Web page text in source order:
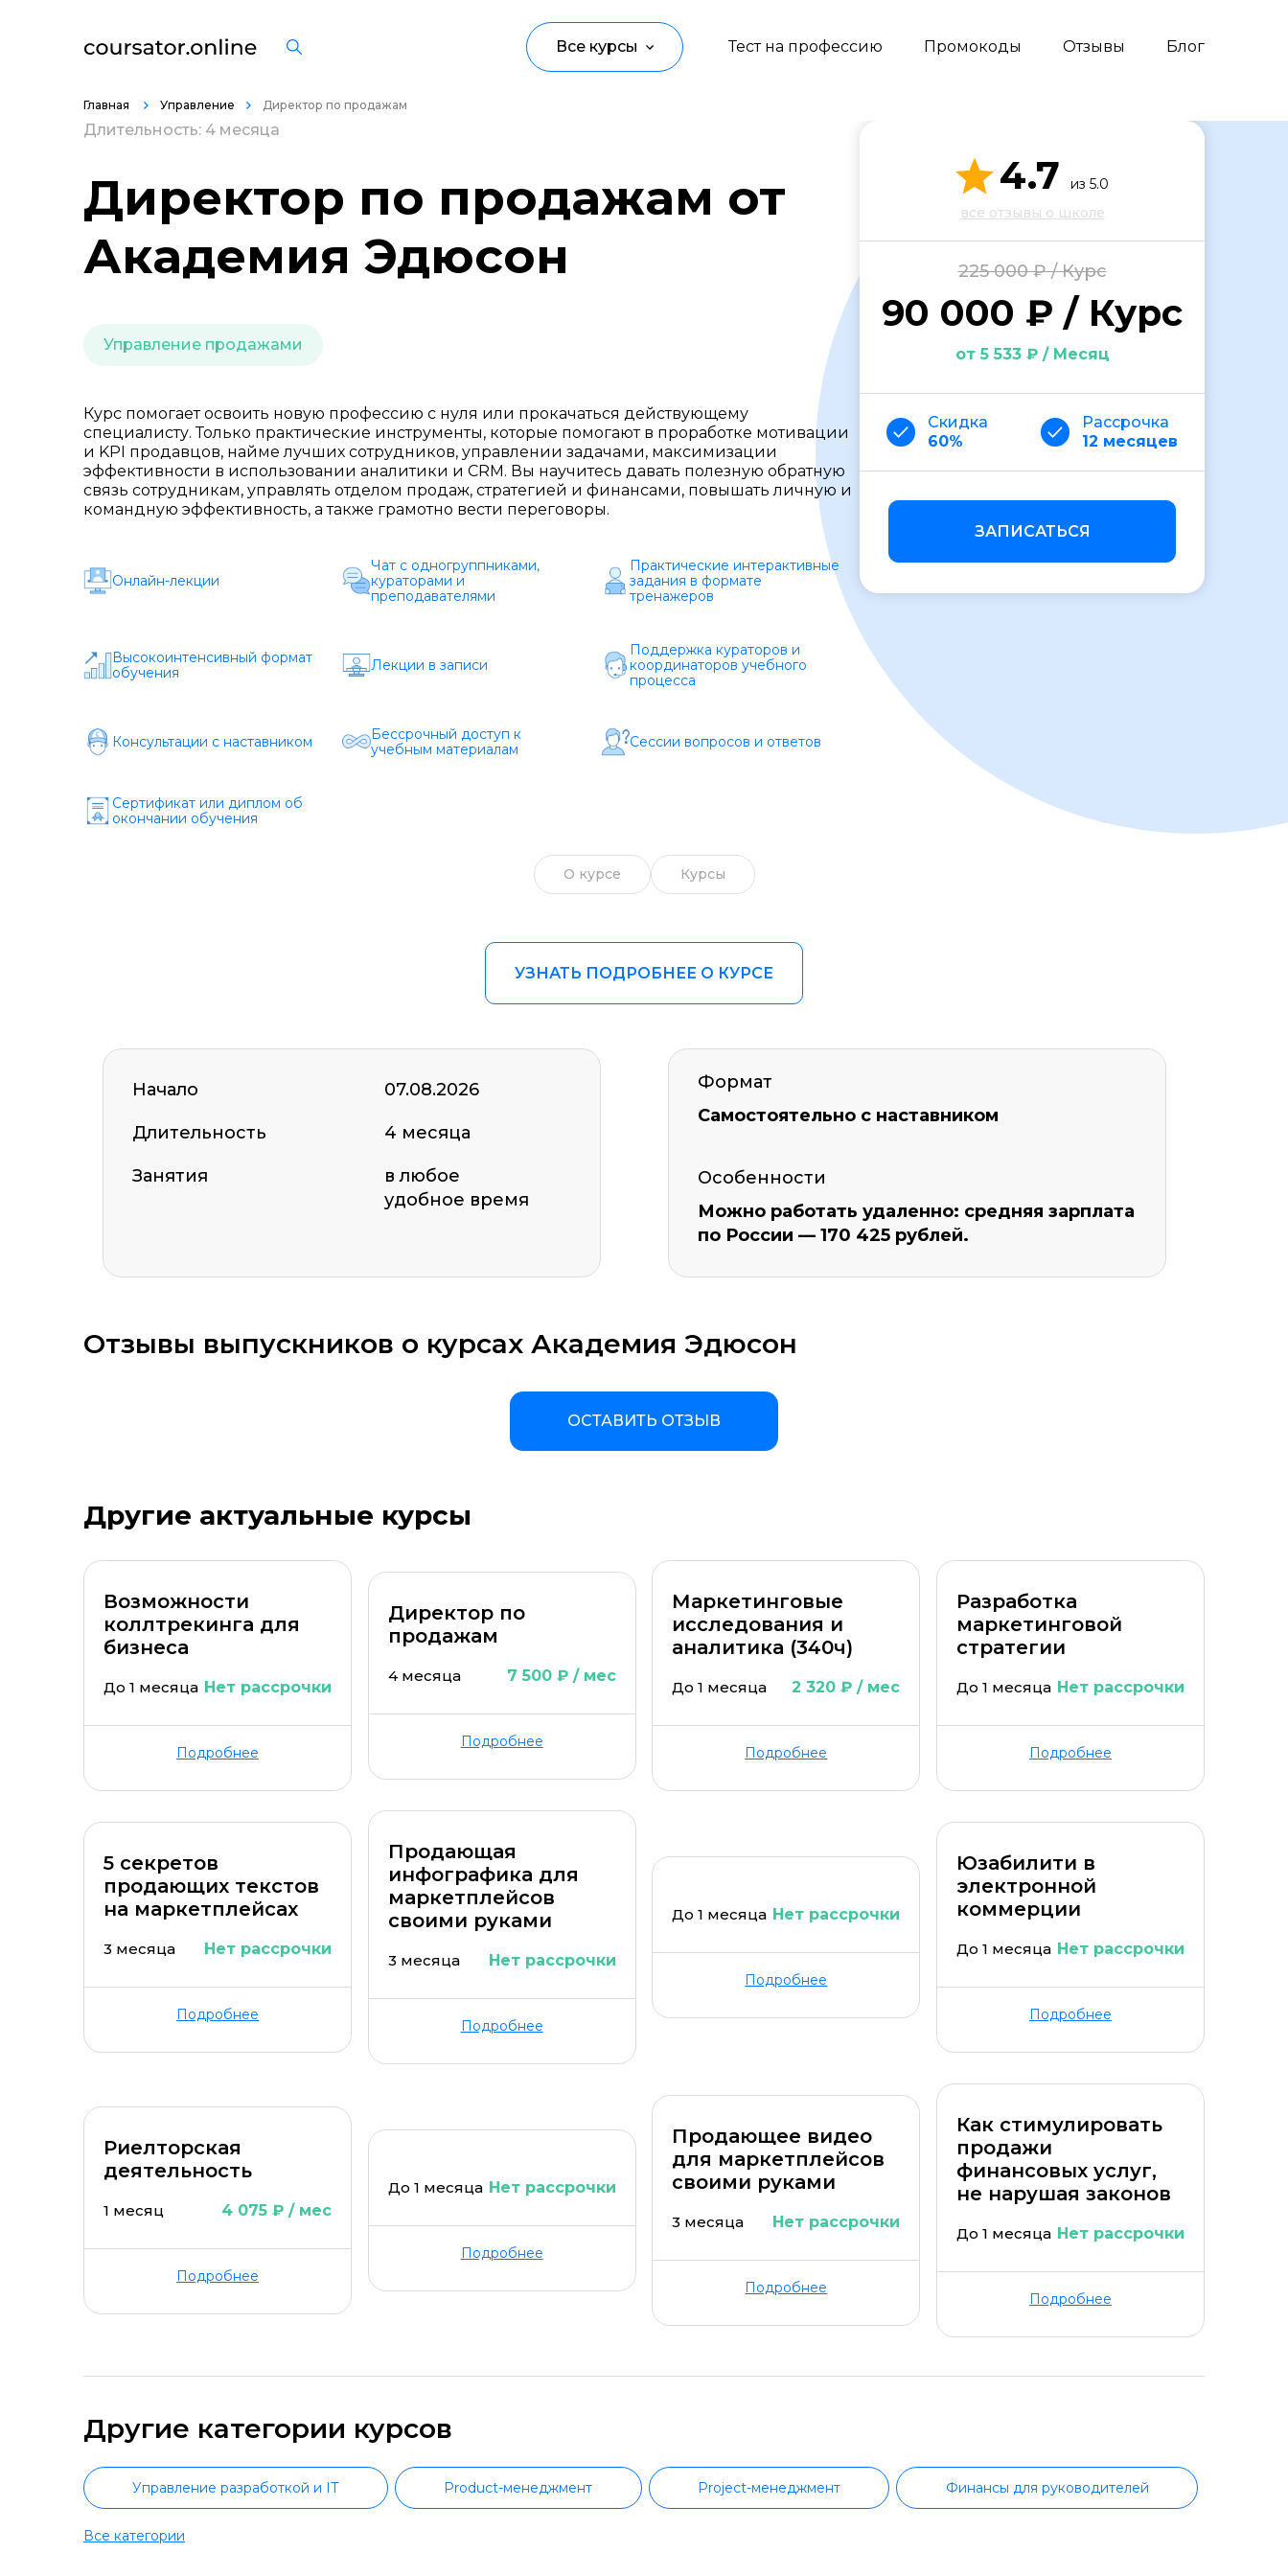
Тест на профессию Промокоды Отзывы Блог
Все курсы
Дизайн
Маркетинг
Детям
Образ жизни
Бизнес и финансы
Саморазвитие
Рукоделие
Главная Управление Директор по продажам
Длительность: 4 месяца
Директор по продажам от
Академия Эдюсон
Управление продажами
Курс помогает освоить новую профессию с нуля или прокачаться действующему
специалисту. Только практические инструменты, которые помогают в проработке мотивации
и KPI продавцов, найме лучших сотрудников, управлении задачами, максимизации
эффективности в использовании аналитики и CRM. Вы научитесь давать полезную обратную
связь сотрудникам, управлять отделом продаж, стратегией и финансами, повышать личную и
командную эффективность, а также грамотно вести переговоры.
Онлайн-лекции
Чат с одногруппниками,
кураторами и
преподавателями
Практические интерактивные
задания в формате
тренажеров
Высокоинтенсивный формат
обучения
Лекции в записи
Поддержка кураторов и
координаторов учебного
процесса
Консультации с наставником
Бессрочный доступ к
учебным материалам
Сессии вопросов и ответов
Сертификат или диплом об
окончании обучения
4.7
из 5.0
все отзывы о школе
225 000 ₽ / Курс
90 000 ₽ / Курс
от 5 533 ₽ / Месяц
Скидка
60%
Рассрочка
12 месяцев
ЗАПИСАТЬСЯ
О курсе Курсы
УЗНАТЬ ПОДРОБНЕЕ О КУРСЕ
Начало
Длительность
Занятия
07.08.2026
4 месяца
в любое
удобное время
Формат
Самостоятельно с наставником
Особенности
Можно работать удаленно: средняя зарплата
по России — 170 425 рублей.
Отзывы выпускников о курсах Академия Эдюсон
ОСТАВИТЬ ОТЗЫВ
Другие актуальные курсы
Возможности
коллтрекинга для
бизнеса
До 1 месяца Нет рассрочки
Подробнее
Директор по
продажам
4 месяца 7 500 ₽ / мес
Подробнее
Маркетинговые
исследования и
аналитика (340ч)
До 1 месяца 2 320 ₽ / мес
Подробнее
Разработка
маркетинговой
стратегии
До 1 месяца Нет рассрочки
Подробнее
5 секретов
продающих текстов
на маркетплейсах
3 месяца Нет рассрочки
Подробнее
Продающая
инфографика для
маркетплейсов
своими руками
3 месяца Нет рассрочки
Подробнее
До 1 месяца Нет рассрочки
Подробнее
Юзабилити в
электронной
коммерции
До 1 месяца Нет рассрочки
Подробнее
Риелторская
деятельность
1 месяц 4 075 ₽ / мес
Подробнее
До 1 месяца Нет рассрочки
Подробнее
Продающее видео
для маркетплейсов
своими руками
3 месяца Нет рассрочки
Подробнее
Как стимулировать
продажи
финансовых услуг,
не нарушая законов
До 1 месяца Нет рассрочки
Подробнее
Другие категории курсов
Управление разработкой и IT Product-менеджмент Project-менеджмент Финансы для руководителей
Руководство маркетингом
Все категории
Оставить комментарий
ОСТАВИТЬ КОММЕНТАРИЙ
Подача материала * Программа обучения *
ОСТАВИТЬ ОТЗЫВ